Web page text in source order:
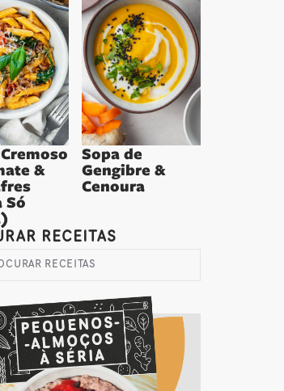
&
Só
Sopa de
Gengibre &
Cenoura
RECEITAS